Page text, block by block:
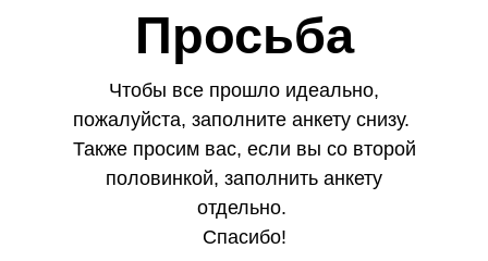
Чтобы все прошло идеально,
пожалуйста, заполните анкету снизу.
Также просим вас, если вы со второй
половинкой, заполнить анкету
отдельно.
Спасибо!
Просьба